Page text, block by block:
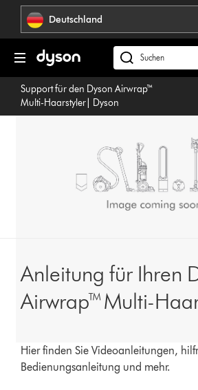
Navigation
überspringenDeutschland
dyson.de
durchsuchen
Support für den Dyson Airwrap™
Multi-Haarstyler| Dyson
Anleitung für Ihren
Airwrap™ Multi-
Hier finden Sie Videoanleitungen,
Bedienungsanleitung und mehr.